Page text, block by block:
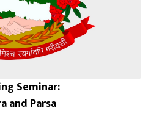
Seminar:
and Parsa